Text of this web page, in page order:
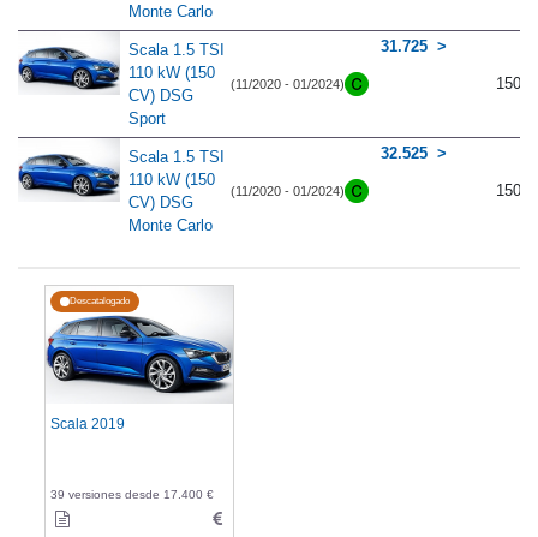
Monte Carlo
Scala 1.5 TSI
110 kW (150
CV) DSG
Sport
(11/2020 - 01/2024)
31.725
150
Scala 1.5 TSI
110 kW (150
CV) DSG
Monte Carlo
(11/2020 - 01/2024)
32.525
150
Descatalogado
Scala 2019
39 versiones desde 17.400 €